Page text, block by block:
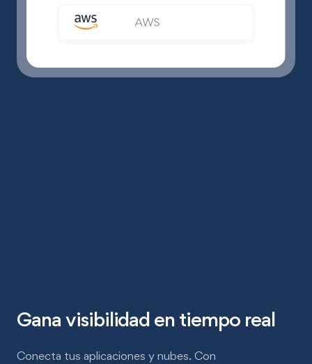
Gana visibilidad en tiempo real
Conecta tus aplicaciones y nubes. Con